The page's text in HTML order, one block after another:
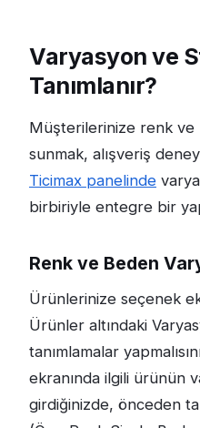
Varyasyon ve
Tanımlanır?
Müşterilerinize renk
sunmak, alışveriş
Ticimax panelinde
birbiriyle entegre bir
Renk ve Beden
Ürünlerinize seçenek
Ürünler altındaki
tanımlamalar
ekranında ilgili ürünün
girdiğinizde, önceden